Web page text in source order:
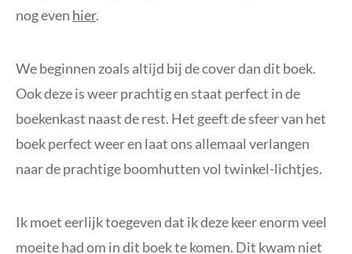
nog even hier.
We beginnen zoals altijd bij de cover dan dit boek.
Ook deze is weer prachtig en staat perfect in de
boekenkast naast de rest. Het geeft de sfeer van het
boek perfect weer en laat ons allemaal verlangen
naar de prachtige boomhutten vol twinkel-lichtjes.
Ik moet eerlijk toegeven dat ik deze keer enorm veel
moeite had om in dit boek te komen. Dit kwam niet